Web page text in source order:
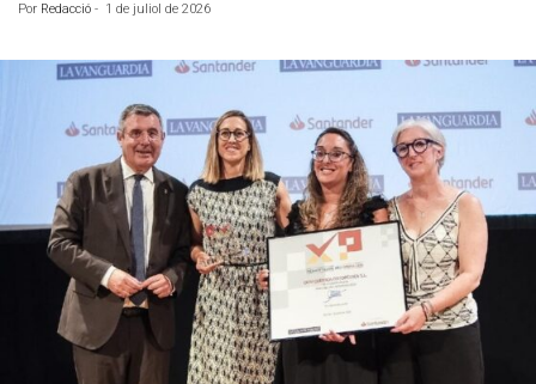
Por Redacció - 1 de juliol de 2026